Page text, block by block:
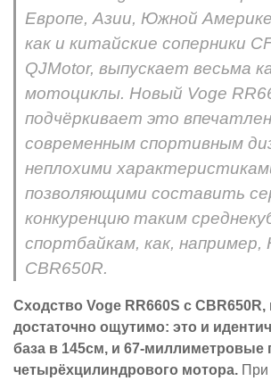
Европе, Азии, Южной
как и китайские соперники
QJMotor, выпускает весьма
мотоциклы. Новый Voge
подчёркивает это
современным спортивным
неплохими
позволяющими составить
конкуренцию таким
спортбайкам, как, например,
CBR650R.
Сходство Voge RR660S с CBR650R,
достаточно ощутимо: это и
база в 145см, и 67-миллиметровые
четырёхцилиндрового мотора. При